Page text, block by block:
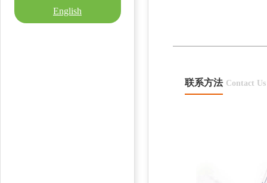
English
联系方法 Contact Us